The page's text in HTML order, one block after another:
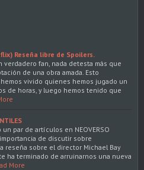
Reseña libre de Spoilers.
verdadero fan, nada detesta más que
de una obra amada. Esto
vivido quienes hemos jugado un
de horas, y luego hemos tenido que
par de artículos en NEOVERSO
de discutir sobre
reseña sobre el director Michael Bay
ha terminado de arruinarnos una nueva
More